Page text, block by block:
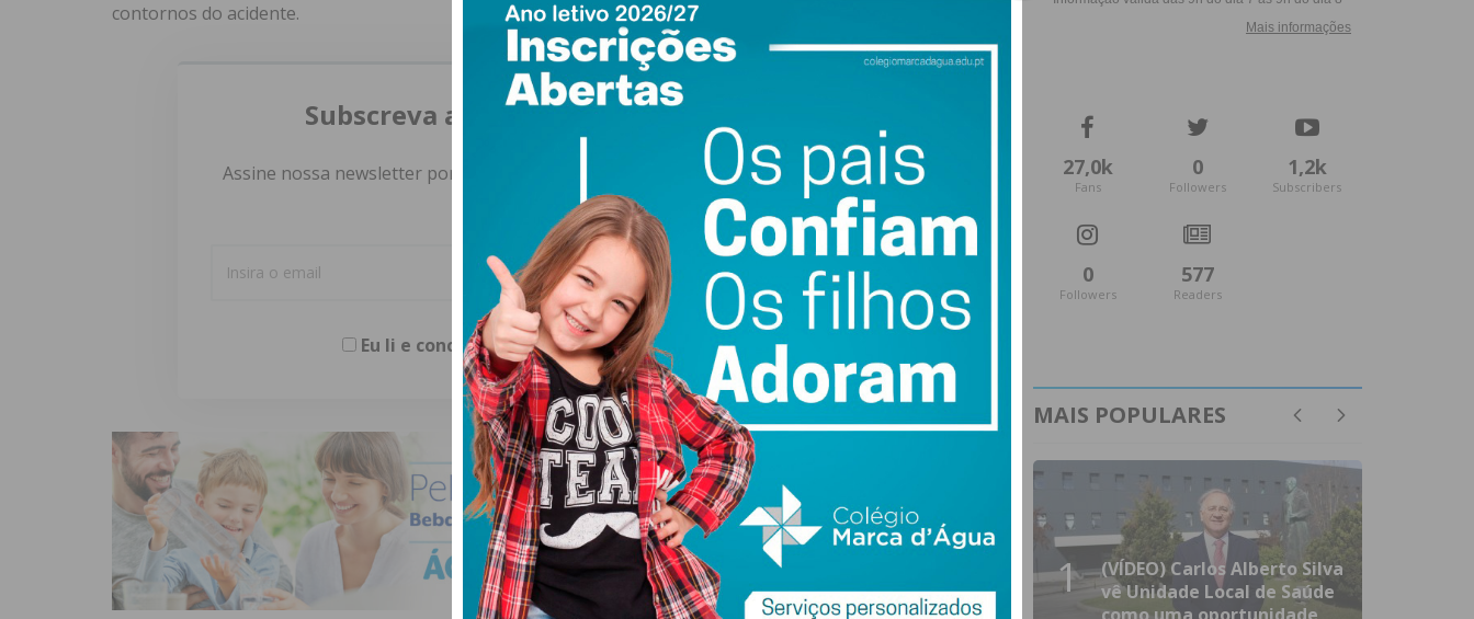
contornos do acidente.
Subscreva a newsletter do Imediato
Assine nossa newsletter por e-mail e obtenha de forma regular a informação
atualizada.
Eu li e concordo com ostermos e condições
27,0k
Fans
0
Followers
1,2k
Subscribers
0
Followers
577
Readers
MAIS POPULARES
1
(VÍDEO) Carlos Alberto Silva
vê Unidade Local de Saúde